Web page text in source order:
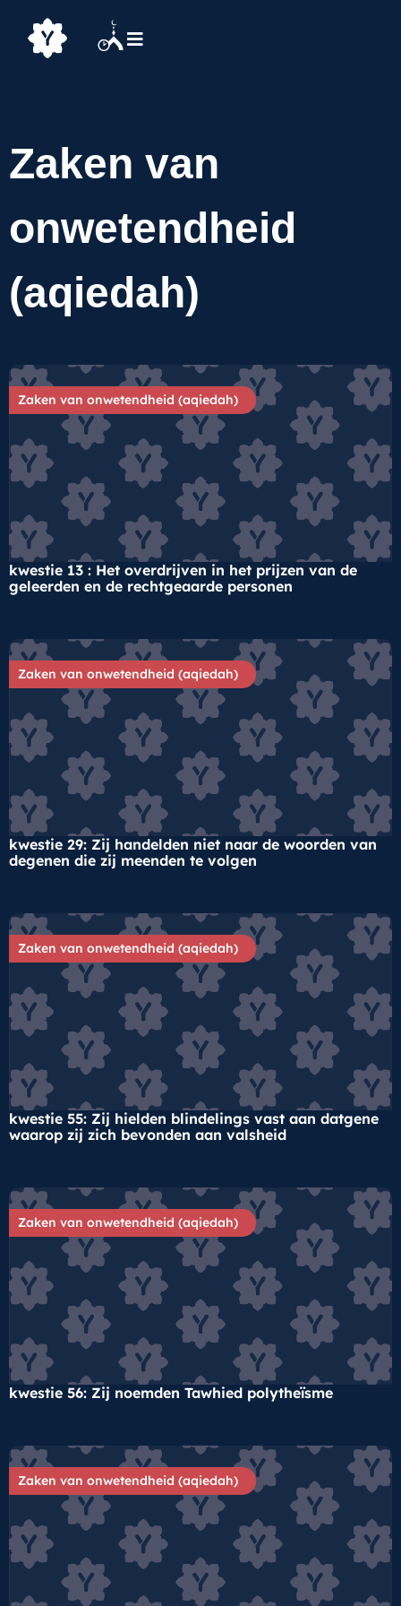
Zaken van
onwetendheid
(aqiedah)
Zaken van onwetendheid (aqiedah)
kwestie 13 : Het overdrijven in het prijzen van de
geleerden en de rechtgeaarde personen
Zaken van onwetendheid (aqiedah)
kwestie 29: Zij handelden niet naar de woorden van
degenen die zij meenden te volgen
Zaken van onwetendheid (aqiedah)
kwestie 55: Zij hielden blindelings vast aan datgene
waarop zij zich bevonden aan valsheid
Zaken van onwetendheid (aqiedah)
kwestie 56: Zij noemden Tawhied polytheïsme
Zaken van onwetendheid (aqiedah)